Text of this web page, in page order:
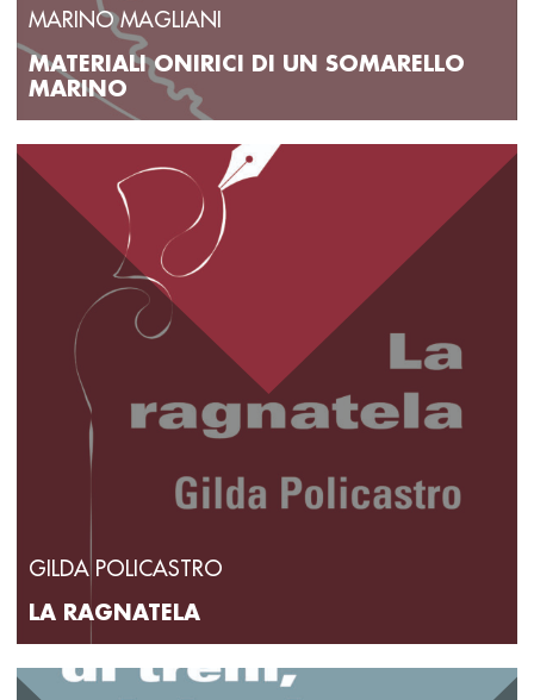
MARINO MAGLIANI
MATERIALI ONIRICI DI UN SOMARELLO
MARINO
GILDA POLICASTRO
LA RAGNATELA